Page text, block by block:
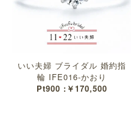
いい夫婦 ブライダル 婚約指
輪 IFE016-かおり
Pt900 :￥170,500